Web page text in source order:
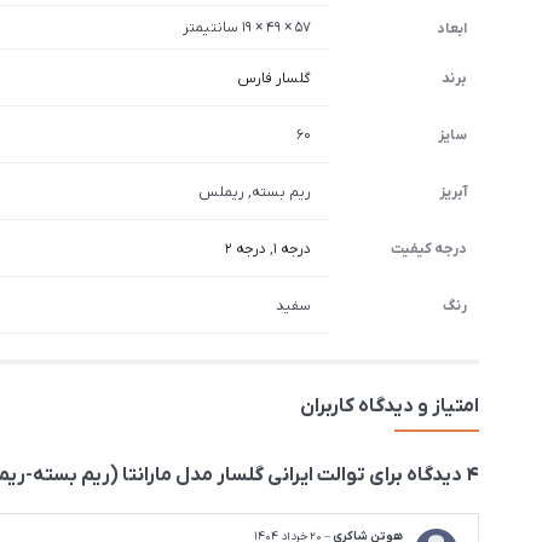
ابعاد 57 × 49 × 19 سانتیمتر
برند گلسار فارس
سایز 60
آبریز ریم بسته, ریملس
درجه کیفیت درجه 1 , درجه 2
رنگ سفید
امتیاز و دیدگاه کاربران
4 دیدگاه برای توالت ایرانی گلسار مدل مارانتا (ریم بسته-
هوتن شاکری– 20 خرداد 1404